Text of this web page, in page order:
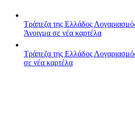
Τράπεζα της Ελλάδος
Άνοιγμα σε νέα καρτέλα
Τράπεζα της Ελλάδος
σε νέα καρτέλα